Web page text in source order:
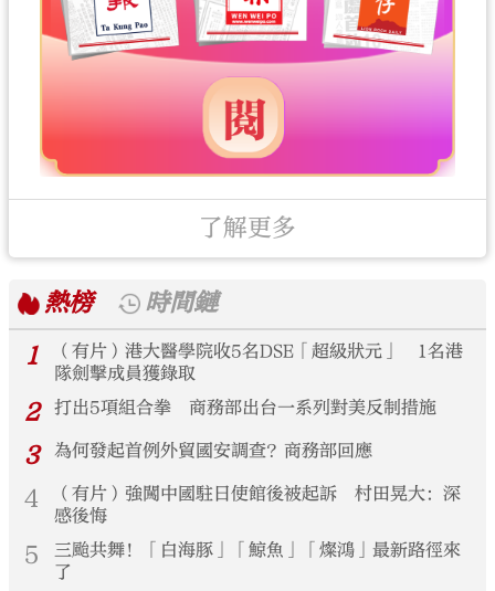
了解更多
熱榜
時間鏈
1
（有片）港大醫學院收5名DSE「超級狀元」 1名港
隊劍擊成員獲錄取
2 打出5項組合拳 商務部出台一系列對美反制措施
3 為何發起首例外貿國安調查？商務部回應
4
（有片）強闖中國駐日使館後被起訴 村田晃大：深
感後悔
5
三颱共舞！「白海豚」「鯨魚」「燦鴻」最新路徑來
了